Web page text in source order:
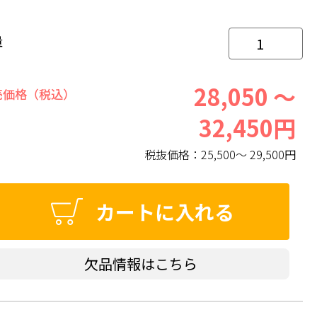
格（税込）
28,050 ～
32,450円
税抜価格： 25,500～ 29,500円
カートに入れる
欠品情報はこちら